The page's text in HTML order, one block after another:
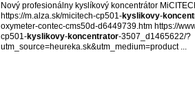
Nový profesionálny kyslíkový koncentrátor
https://m.alza.sk/micitech-cp501-kyslikovy-
oxymeter-contec-cms50d-d6449739.htm https://
cp501-kyslikovy-koncentrator-3507_d1465622/?
utm_source=heureka.sk&utm_medium=product ...